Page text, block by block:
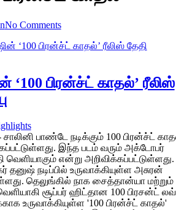
No Comments
‘100 பிரன்ச்ட் காதல்’ ரீலிஸ்
- சாலினி பாண்டே நடிக்கும் 100 பிரன்ச்ட்
இந்த படம் வரும் அக்டோபர்
வெளியாகும் என்று அறிவிக்கப்பட்டுள்ளது.
தனுஷ் நடிப்பில் உருவாக்கியுள்ள அசுரன்
தெலுங்கில் நாக சைத்தான்யா மற்றும்
சூப்பர் ஹிட்தான 100 பிரசன்ட் லவ்
உருவாக்கியுள்ள '100 பிரன்ச்ட் காதல்'